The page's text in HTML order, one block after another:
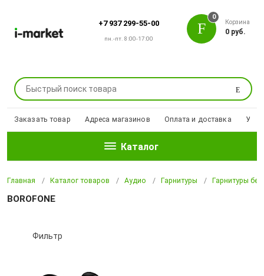
+7 937 299-55-00
пн.-пт. 8:00-17:00
Поиск
0
Корзина
0 руб.
Заказать товар Адреса магазинов Оплата и доставка
Каталог
Главная Каталог товаров Аудио Гарнитуры Гарнитуры
BOROFONE
Фильтр